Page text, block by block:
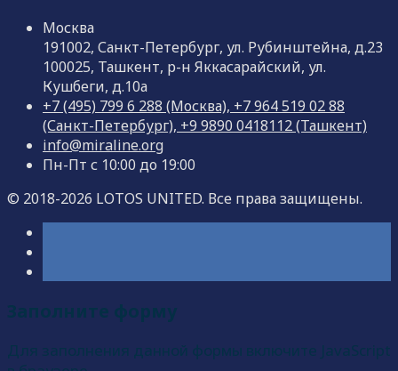
Москва
191002, Санкт-Петербург, ул. Рубинштейна, д.23
100025, Ташкент, р-н Яккасарайский, ул.
Кушбеги, д.10а
+7 (495) 799 6 288 (Москва), +7 964 519 02 88
(Санкт-Петербург), +9 9890 0418112 (Ташкент)
info@miraline.org
Пн-Пт с 10:00 до 19:00
© 2018-2026 LOTOS UNITED. Все права защищены.
Заполните форму
Для заполнения данной формы включите JavaScript